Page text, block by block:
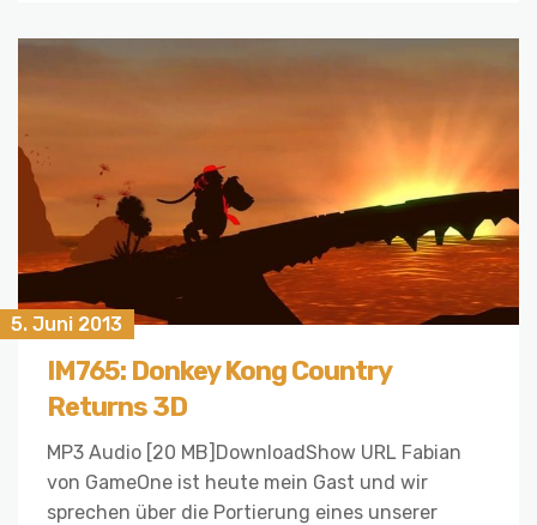
5. Juni 2013
IM765: Donkey Kong Country
Returns 3D
MP3 Audio [20 MB]DownloadShow URL Fabian
von GameOne ist heute mein Gast und wir
sprechen über die Portierung eines unserer